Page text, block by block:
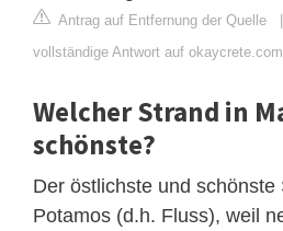
Antrag auf Entfernung der Quelle
vollständige Antwort auf
Welcher Strand in
schönste?
Der östlichste und schönste
Potamos (d.h. Fluss), weil